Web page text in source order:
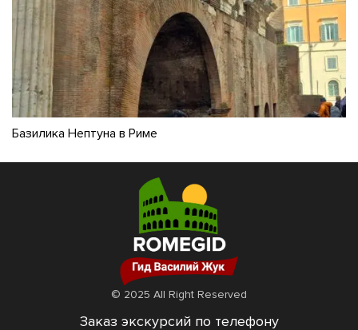
Базилика Нептуна в Риме
© 2025 All Right Reserved
Заказ экскурсий по телефону